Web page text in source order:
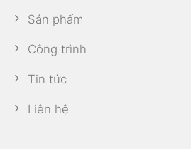
Sản phẩm
Công trình
Tin tức
Liên hệ